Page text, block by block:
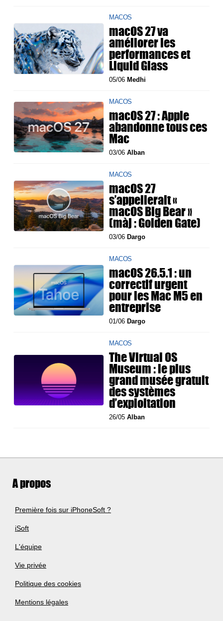
MACOS
macOS 27 va
améliorer les
performances et
Liquid Glass
05/06 Medhi
MACOS
macOS 27 : Apple
abandonne tous ces
Mac
03/06Alban
MACOS
macOS 27
s’appellerait «
macOS Big Bear »
(màj : Golden Gate)
03/06 Dargo
MACOS
macOS 26.5.1 : un
correctif urgent
pour les Mac M5 en
entreprise
01/06 Dargo
MACOS
The Virtual OS
Museum : le plus
grand musée gratuit
des systèmes
d’exploitation
26/05Alban
A propos
Première fois sur iPhoneSoft ?
iSoft
L'équipe
Vie privée
Politique des cookies
Mentions légales